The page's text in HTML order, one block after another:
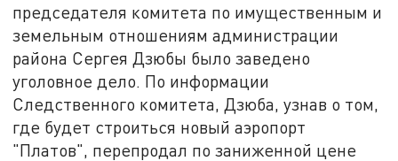
председателя комитета по имущественным и
земельным отношениям администрации
района Сергея Дзюбы было заведено
уголовное дело. По информации
Следственного комитета, Дзюба, узнав о том,
где будет строиться новый аэропорт
"Платов", перепродал по заниженной цене